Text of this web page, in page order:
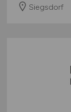
Siegsdorf